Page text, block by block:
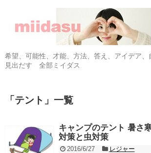
希望、可能性、才能、方法、答え、アイデア
見出だす 全部ミイダス
「 テント 」 一覧
キャンプのテント 暑さ
対策と虫対策
2016/6/27
レジャー